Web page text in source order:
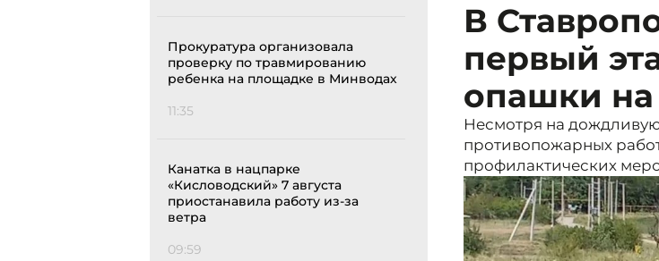
Прокуратура организовала
проверку по травмированию
ребенка на площадке в Минводах
11:35
Канатка в нацпарке
«Кисловодский» 7 августа
приостанавила работу из-за
ветра
09:59
В
первый
опашки
Несмотря на
противопожарных
профилактических